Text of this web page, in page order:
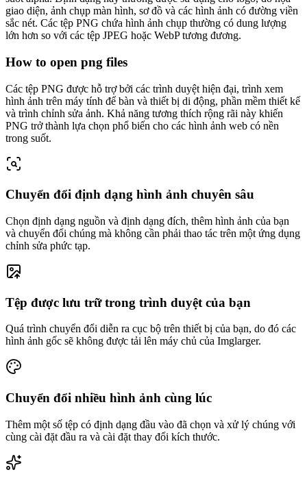
giao diện, ảnh chụp màn hình, sơ đồ và các hình ảnh có đường viền
sắc nét. Các tệp PNG chứa hình ảnh chụp thường có dung lượng
lớn hơn so với các tệp JPEG hoặc WebP tương đương.
How to open png files
Các tệp PNG được hỗ trợ bởi các trình duyệt hiện đại, trình xem
hình ảnh trên máy tính để bàn và thiết bị di động, phần mềm thiết kế
và trình chỉnh sửa ảnh. Khả năng tương thích rộng rãi này khiến
PNG trở thành lựa chọn phổ biến cho các hình ảnh web có nền
trong suốt.
Chuyển đổi định dạng hình ảnh chuyên sâu
Chọn định dạng nguồn và định dạng đích, thêm hình ảnh của bạn
và chuyển đổi chúng mà không cần phải thao tác trên một ứng dụng
chỉnh sửa phức tạp.
Tệp được lưu trữ trong trình duyệt của bạn
Quá trình chuyển đổi diễn ra cục bộ trên thiết bị của bạn, do đó các
hình ảnh gốc sẽ không được tải lên máy chủ của Imglarger.
Chuyển đổi nhiều hình ảnh cùng lúc
Thêm một số tệp có định dạng đầu vào đã chọn và xử lý chúng với
cùng cài đặt đầu ra và cài đặt thay đổi kích thước.